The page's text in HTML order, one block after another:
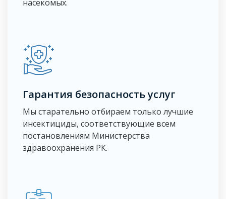
насекомых.
Гарантия безопасность услуг
Мы старательно отбираем только лучшие
инсектициды, соответствующие всем
постановлениям Министерства
здравоохранения РК.